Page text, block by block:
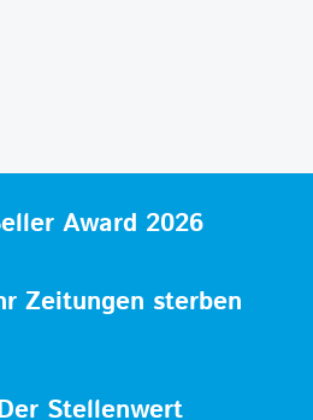
Award 2026
Zeitungen sterben
Stellenwert